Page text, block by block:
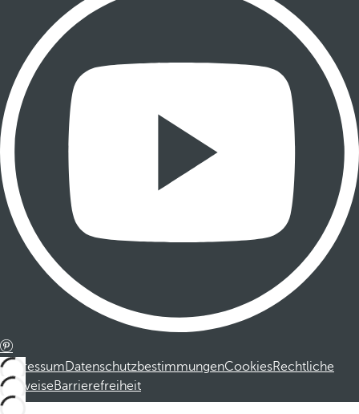
ImpressumDatenschutzbestimmungenCookiesRechtliche
HinweiseBarrierefreiheit